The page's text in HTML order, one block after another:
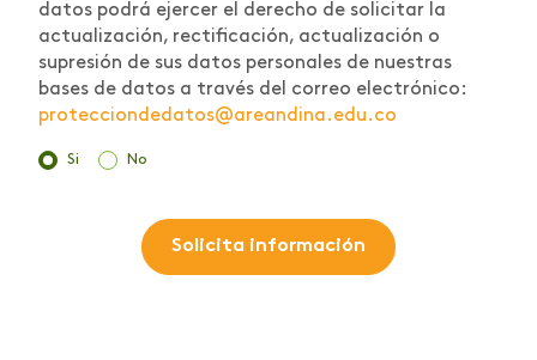
datos podrá ejercer el derecho de solicitar la
actualización, rectificación, actualización o
supresión de sus datos personales de nuestras
bases de datos a través del correo electrónico:
protecciondedatos@areandina.edu.co
Si No
Solicita información